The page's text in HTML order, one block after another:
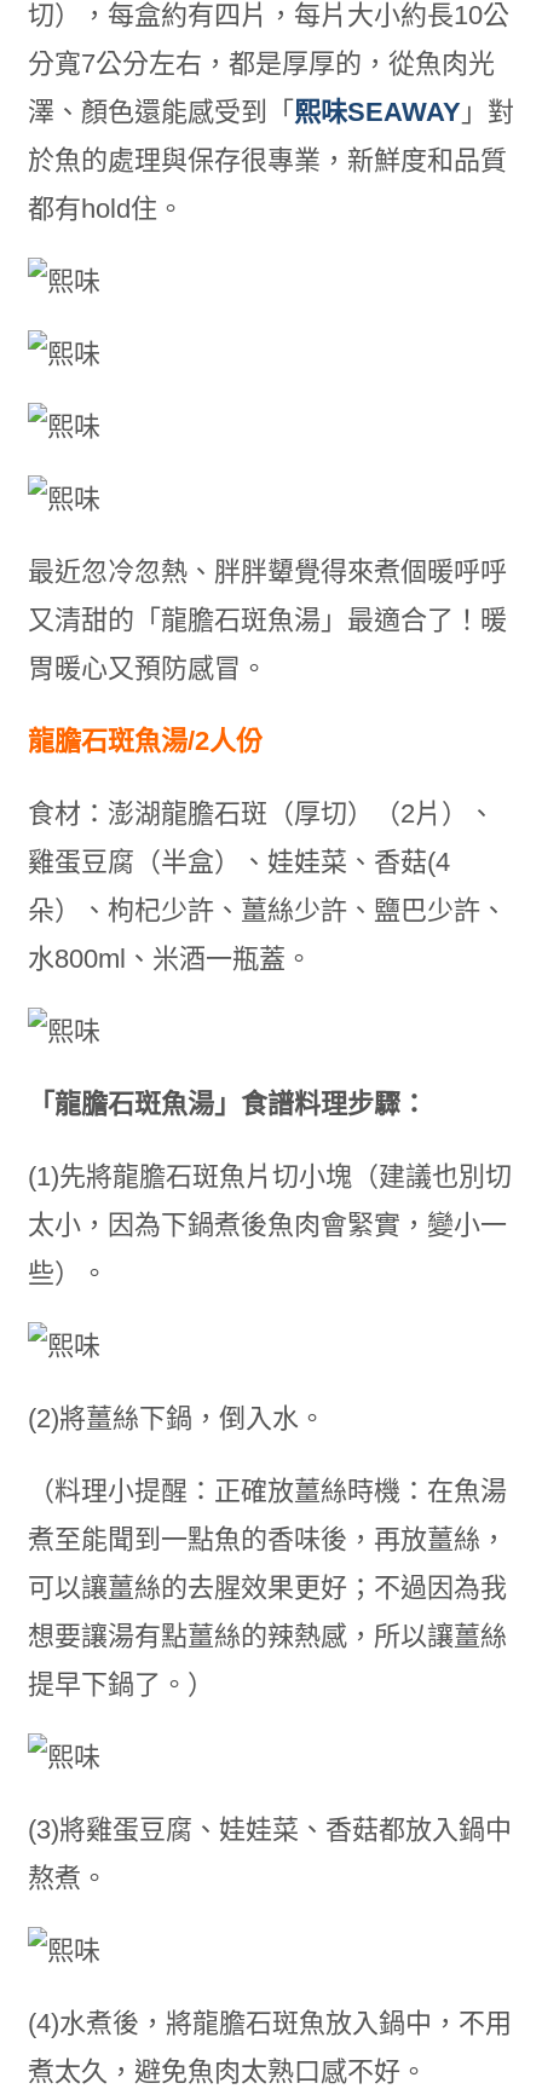
切），每盒約有四片，每片大小約長10公
分寬7公分左右，都是厚厚的，從魚肉光
澤、顏色還能感受到「 熙味SEAWAY 」對
於魚的處理與保存很專業，新鮮度和品質
都有hold住。
最近忽冷忽熱、胖胖顰覺得來煮個暖呼呼
又清甜的「龍膽石斑魚湯」最適合了！暖
胃暖心又預防感冒。
龍膽石斑魚湯/2人份
食材：澎湖龍膽石斑（厚切）（2片）、
雞蛋豆腐（半盒）、娃娃菜、香菇(4
朵）、枸杞少許、薑絲少許、鹽巴少許、
水800ml、米酒一瓶蓋。
「龍膽石斑魚湯」食譜料理步驟：
(1)先將龍膽石斑魚片切小塊（建議也別切
太小，因為下鍋煮後魚肉會緊實，變小一
些）。
(2)將薑絲下鍋，倒入水。
（料理小提醒：正確放薑絲時機：在魚湯
煮至能聞到一點魚的香味後，再放薑絲，
可以讓薑絲的去腥效果更好；不過因為我
想要讓湯有點薑絲的辣熱感，所以讓薑絲
提早下鍋了。）
(3)將雞蛋豆腐、娃娃菜、香菇都放入鍋中
熬煮。
(4)水煮後，將龍膽石斑魚放入鍋中，不用
煮太久，避免魚肉太熟口感不好。